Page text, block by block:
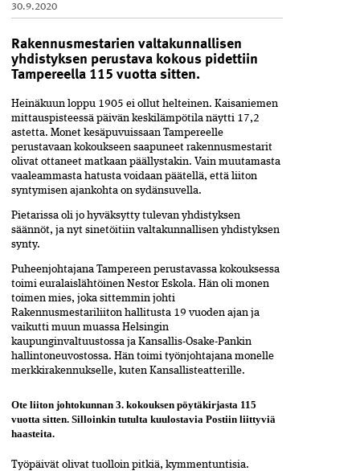
30.9.2020
Rakennusmestarien valtakunnallisen
yhdistyksen perustava kokous pidettiin
Tampereella 115 vuotta sitten.
Heinäkuun loppu 1905 ei ollut helteinen. Kaisaniemen
mittauspisteessä päivän keskilämpötila näytti 17,2
astetta. Monet kesä­puvuissaan Tampereelle
perustavaan kokoukseen saapuneet rakennusmestarit
olivat ottaneet matkaan päällystakin. Vain muutamasta
vaaleammasta hatusta voidaan päätellä, että liiton
syntymisen ajankohta on sydänsuvella.
Pietarissa oli jo hyväksytty tulevan yhdistyksen
säännöt, ja nyt sinetöitiin valtakunnallisen yhdistyksen
synty.
Puheenjohtajana Tampereen perustavassa kokouksessa
toimi euralaislähtöinen Nestor Eskola. Hän oli monen
toimen mies, joka sittemmin johti
Rakennusmestariliiton hallitusta 19 vuoden ajan ja
vaikutti muun muassa Helsingin
kaupunginvaltuustossa ja Kansallis-Osake-Pankin
hallintoneuvostossa. Hän toimi työnjohtajana monelle
merkkirakennukselle, kuten Kansallisteatterille.
Ote liiton johtokunnan 3. kokouksen pöytäkirjasta 115
vuotta sitten. Silloinkin tutulta kuulostavia Postiin liittyviä
haasteita.
Työpäivät olivat tuolloin pitkiä, kymmentuntisia.